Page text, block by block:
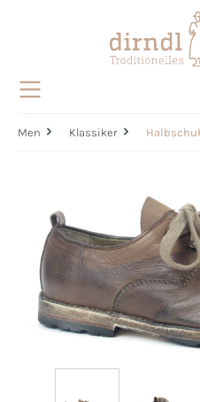
Men Klassiker